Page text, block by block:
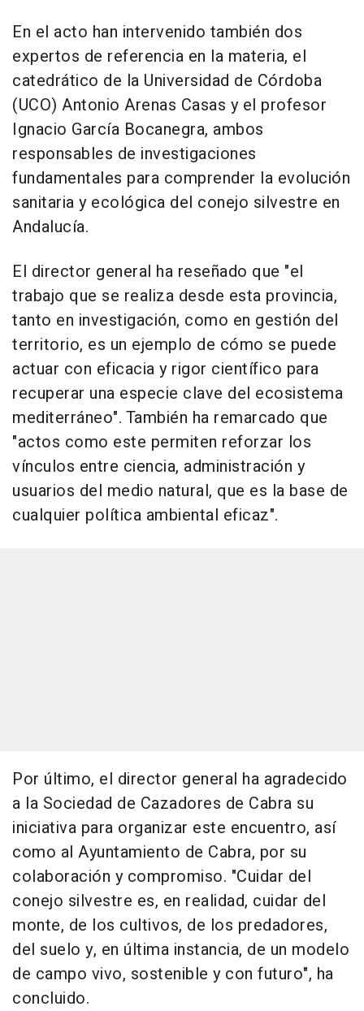
En el acto han intervenido también dos
expertos de referencia en la materia, el
catedrático de la Universidad de Córdoba
(UCO) Antonio Arenas Casas y el profesor
Ignacio García Bocanegra, ambos
responsables de investigaciones
fundamentales para comprender la evolución
sanitaria y ecológica del conejo silvestre en
Andalucía.
El director general ha reseñado que "el
trabajo que se realiza desde esta provincia,
tanto en investigación, como en gestión del
territorio, es un ejemplo de cómo se puede
actuar con eficacia y rigor científico para
recuperar una especie clave del ecosistema
mediterráneo". También ha remarcado que
"actos como este permiten reforzar los
vínculos entre ciencia, administración y
usuarios del medio natural, que es la base de
cualquier política ambiental eficaz".
Por último, el director general ha agradecido
a la Sociedad de Cazadores de Cabra su
iniciativa para organizar este encuentro, así
como al Ayuntamiento de Cabra, por su
colaboración y compromiso. "Cuidar del
conejo silvestre es, en realidad, cuidar del
monte, de los cultivos, de los predadores,
del suelo y, en última instancia, de un modelo
de campo vivo, sostenible y con futuro", ha
concluido.